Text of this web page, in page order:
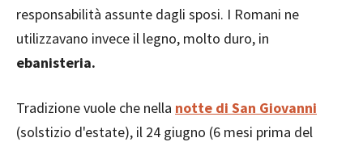
responsabilità assunte dagli sposi. I Romani ne
utilizzavano invece il legno, molto duro, in
ebanisteria.
Tradizione vuole che nella notte di San Giovanni
(solstizio d'estate), il 24 giugno (6 mesi prima del